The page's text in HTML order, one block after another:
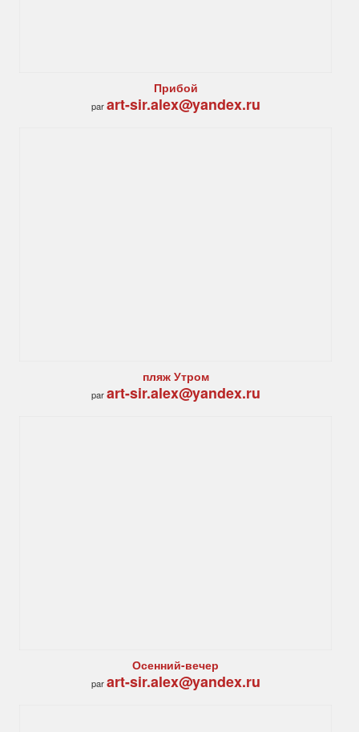
Прибой
parart-sir.alex@yandex.ru
пляж Утром
parart-sir.alex@yandex.ru
Осенний-вечер
parart-sir.alex@yandex.ru